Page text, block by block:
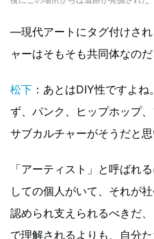
―現代アートにタグ付けさ
ャーはそもそも共同体なのだ
松下 ：あとはDIY性ですよ
ず、パンク、ヒップホップ
サブカルチャーがそうだと思
「アーティスト」と呼ばれ
しての個人がいて、それが
認められ支えられるべきだ
で理解されるよりも、自分